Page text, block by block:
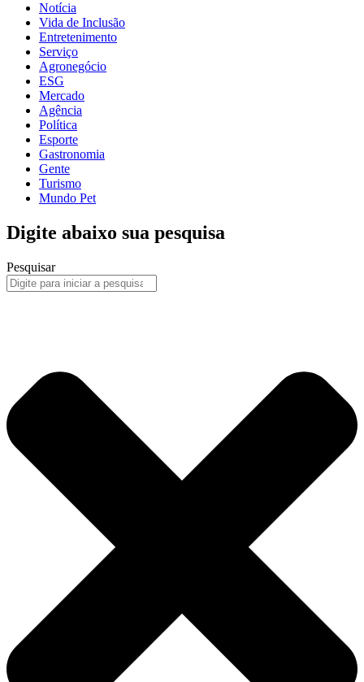
Notícia
Vida de Inclusão
Entretenimento
Serviço
Agronegócio
ESG
Mercado
Agência
Política
Esporte
Gastronomia
Gente
Turismo
Mundo Pet
Digite abaixo sua pesquisa
Pesquisar